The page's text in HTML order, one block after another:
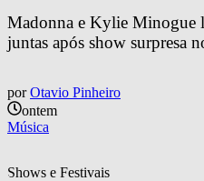
Madonna e Kylie Minogue
juntas após show surpresa
por Otavio Pinheiro
ontem
Música
Shows e Festivais